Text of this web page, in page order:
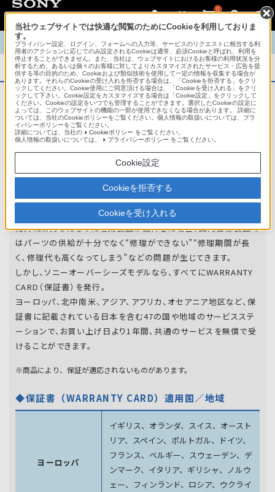
0
TOP 商品概要 商品情報 English 中文
商品概要
アフターサービス
オーバーシーズモデルは、いろいろな国
地域で共通の保証を実施しています。
世界47の国や地域で共通の保証サービスを実施し
ています。
海外にお持ちになった電気製品が故障した場合、国内仕様製品で
はパーツの供給が十分でなく“修理ができない”“修理期間が長
く、修理代も高くなってしまう”などの問題が生じてきます。
しかし、ソニーオーバーシーズモデルなら、すべてにWARRANTY
CARD（保証書）を発行。
ヨーロッパ、北中南米、アジア、アフリカ、オセアニア地区など、保
証書に記載されている日本を含む47の国や地域のサービスステ
ーションで、お買い上げ日より1年間、共通のサービスを無償で受
けることができます。
※商品により、保証が適応されないものがあります。
◆保証書（WARRANTY CARD）適用国／地域
ヨーロッパ
イギリス、オランダ、スイス、オースト
リア、スペイン、 ポルトガル、ドイツ、
フランス、ベルギー、スウェーデン、 デ
ンマーク、イタリア、ギリシャ、ノルウ
ェー、フィンランド、 ロシア、ウクライ
当社ウェブサイトでは快適な閲覧のためにCookieを利用しておりま
す。
プライバシー設定、ログイン、フォームへの入力等、サービスのリクエストに相当する利
用者のアクションに応じてのみ設定されるCookieは通常、必須Cookieと呼ばれ、利用を
停止することができません。また、当社は、ウェブサイトにおけるお客様の利用状況を分
析するため、あるいは個々のお客様に対してよりカスタマイズされたサービス・広告を提
供する等の目的のため、Cookieおよび類似技術を使用して一定の情報を収集する場合が
あります。それらのCookieの受け入れを拒否する場合は、「Cookieを拒否する」をクリ
ックしてください。Cookie使用にご同意頂ける場合は、「Cookieを受け入れる」をクリ
ックして下さい。Cookie設定をカスタマイズする場合は「Cookie設定」をクリックして
ください。Cookieの設定をいつでも管理することができます。選択したCookieの設定に
よっては、このウェブサイトの機能の一部が使用できなくなる場合があります。 詳細に
ついては、当社のCookieポリシーをご覧ください。個人情報の取扱いについては、プラ
イバシーポリシーをご覧ください。
詳細については、当社の
Cookieポリシー をご覧ください。
個人情報の取扱いについては、
プライバシーポリシー をご覧ください。
Cookie設定
Cookieを拒否する
Cookieを受け入れる